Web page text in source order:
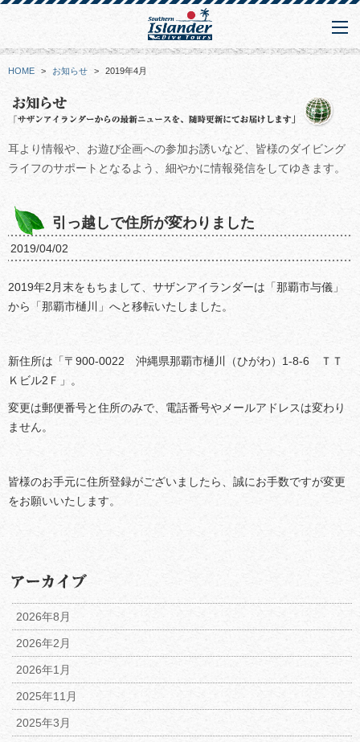
HOME > お知らせ > 2019年4月
耳より情報や、お遊び企画への参加お誘いなど、皆様のダイビング
ライフのサポートとなるよう、細やかに情報発信をしてゆきます。
引っ越しで住所が変わりました
2019/04/02
2019年2月末をもちまして、サザンアイランダーは「那覇市与儀」
から「那覇市樋川」へと移転いたしました。
新住所は「〒900-0022 沖縄県那覇市樋川（ひがわ）1-8-6 ＴＴ
Ｋビル2Ｆ」。
変更は郵便番号と住所のみで、電話番号やメールアドレスは変わり
ません。
皆様のお手元に住所登録がございましたら、誠にお手数ですが変更
をお願いいたします。
2026年8月
2026年2月
2026年1月
2025年11月
2025年3月